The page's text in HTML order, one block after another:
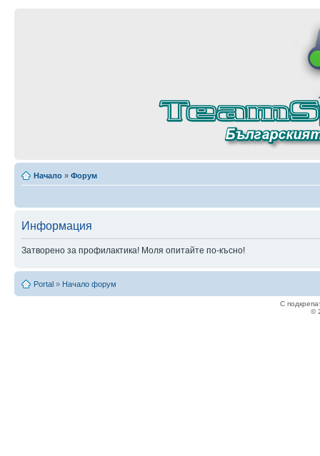
Начало » Форум
Информация
Затворено за профилактика! Моля опитайте по-късно!
Portal » Начало форум
С
©